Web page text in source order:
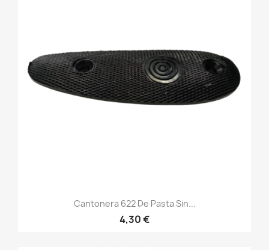
Cantonera 622 De Pasta Sin...
4,30 €